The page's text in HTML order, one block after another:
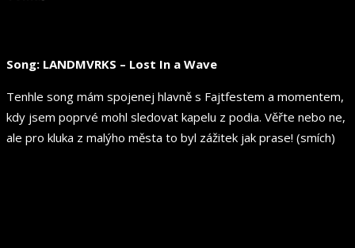
Song: LANDMVRKS – Lost In a Wave
Tenhle song mám spojenej hlavně s Fajtfestem a momentem,
kdy jsem poprvé mohl sledovat kapelu z podia. Věřte nebo ne,
ale pro kluka z malýho města to byl zážitek jak prase! (smích)